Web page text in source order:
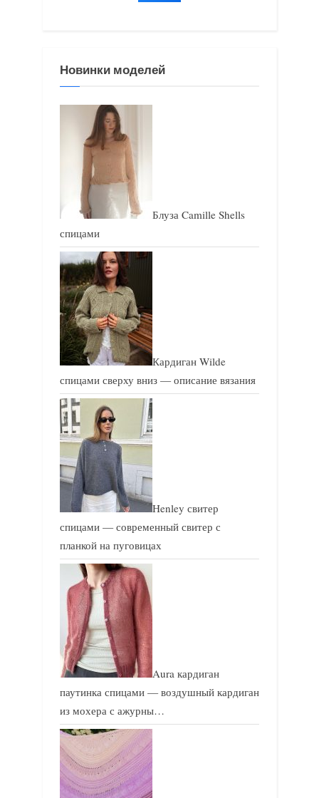
Новинки моделей
Блуза Camille Shells
спицами
Кардиган Wilde
спицами сверху вниз — описание вязания
Henley свитер
спицами — современный свитер с
планкой на пуговицах
Aura кардиган
паутинка спицами — воздушный кардиган
из мохера с ажурны…